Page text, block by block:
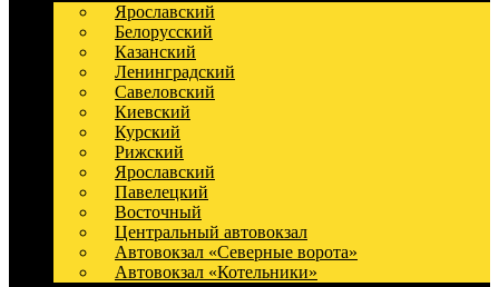
Ярославский
Белорусский
Казанский
Ленинградский
Савеловский
Киевский
Курский
Рижский
Ярославский
Павелецкий
Восточный
Центральный автовокзал
Автовокзал «Северные ворота»
Автовокзал «Котельники»